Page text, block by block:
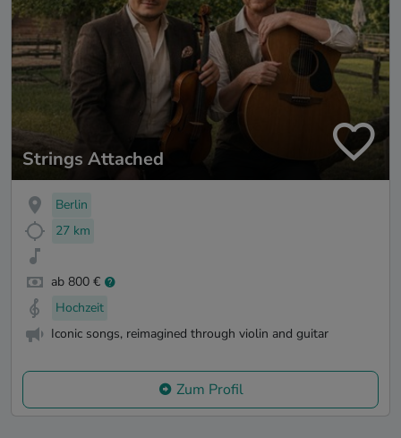
Strings Attached
Berlin
27 km
ab 800 €
Hochzeit
Iconic songs, reimagined through violin and guitar
Zum Profil